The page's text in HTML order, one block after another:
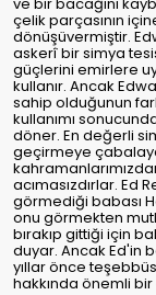
çelik parçasının
dönüşüvermiştir.
askerî bir simya
güçlerini emirlere
kullanır. Ancak
sahip olduğunun
kullanımı
döner. En değerli
geçirmeye
acımasızdırlar. Ed
görmediği babası
onu görmekten
bırakıp gittiği için
duyar. Ancak Ed'in
yıllar önce
hakkında önemli